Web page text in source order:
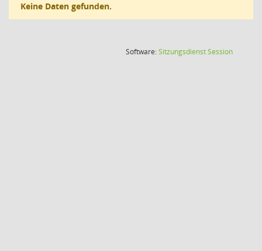
Keine Daten gefunden.
Software:SitzungsdienstSession(Wird in